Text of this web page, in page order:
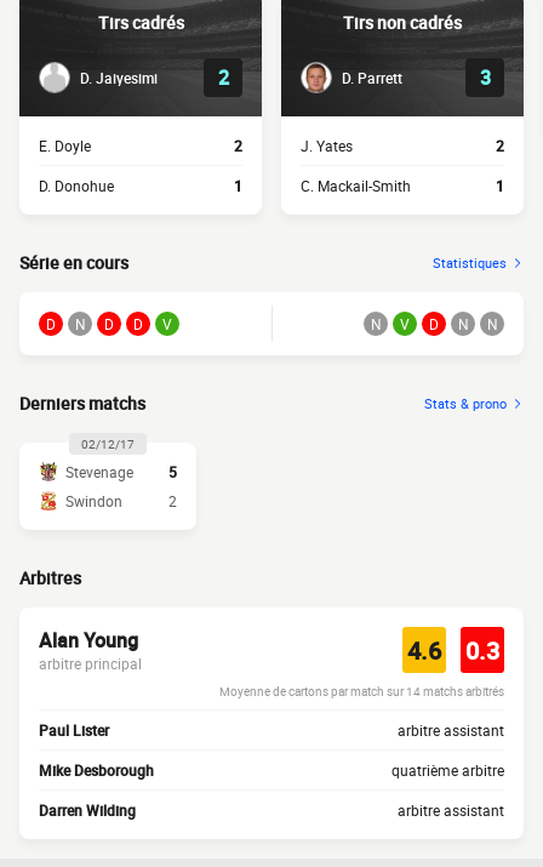
Tirs cadrés
D. Jaiyesimi 2
E. Doyle 2
D. Donohue 1
Tirs non cadrés
D. Parrett 3
J. Yates 2
C. Mackail-Smith 1
Série en cours Statistiques
D N D D V N V D N N
Derniers matchs Stats & prono
02/12/17
Stevenage
5
Swindon
2
Arbitres
Alan Young
arbitre principal 4.6 0.3
Moyenne de cartons par match sur 14 matchs arbitrés
Paul Lister arbitre assistant
Mike Desborough quatrième arbitre
Darren Wilding arbitre assistant